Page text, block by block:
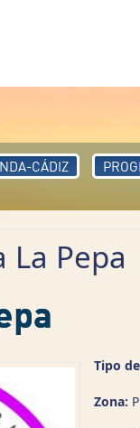
CÁDIZ
Pepa
Tipo
Zona: